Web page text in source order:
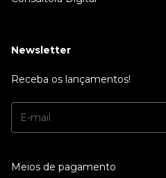
Newsletter
Receba os lançamentos!
Meios de pagamento